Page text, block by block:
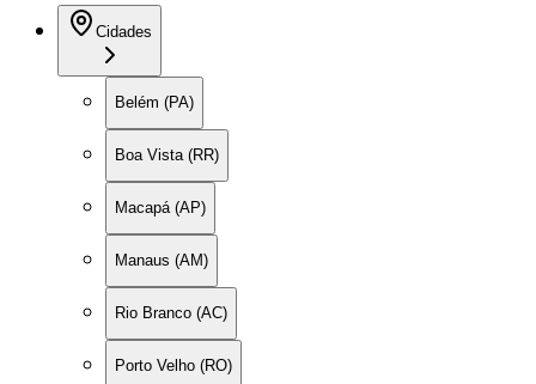
Cidades
Belém (PA)
Boa Vista (RR)
Macapá (AP)
Manaus (AM)
Rio Branco (AC)
Porto Velho (RO)